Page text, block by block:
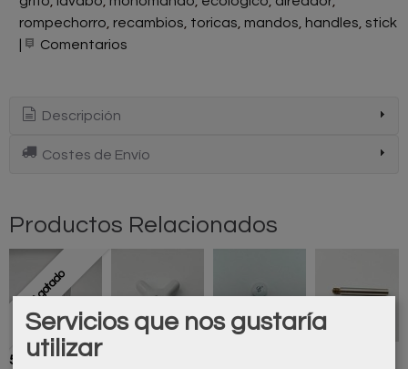
rompechorro recambios toricas mandos handles stick
Comentarios
Descripción
Costes de Envío
Productos Relacionados
Agotado
500006110
Servicios que nos gustaría
utilizar